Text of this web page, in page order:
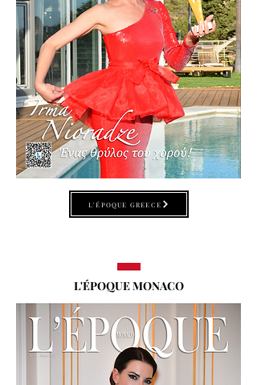
L'ÉPOQUE GREECE
L'ÉPOQUE MONACO